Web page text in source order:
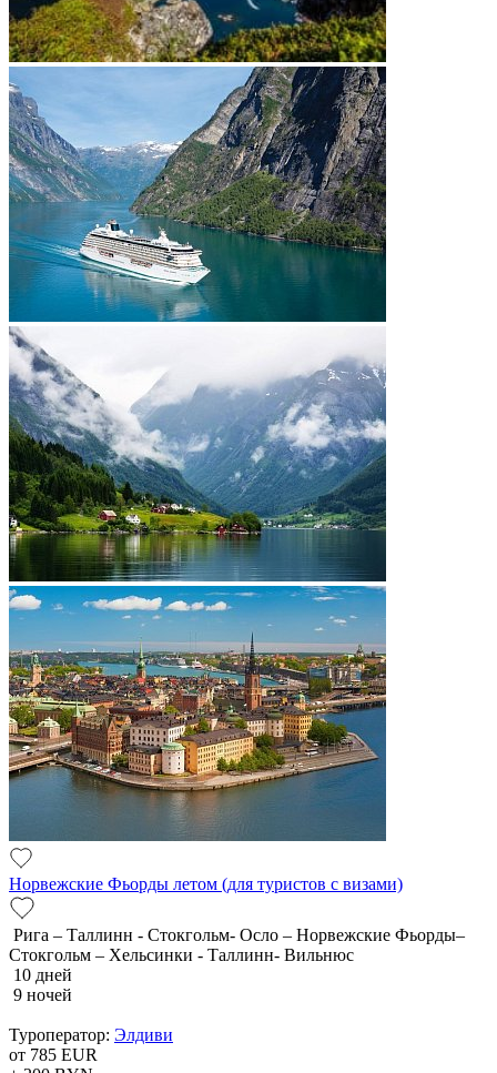
Норвежские Фьорды летом (для туристов с визами)
Рига – Таллинн - Стокгольм- Осло – Норвежские Фьорды–
Стокгольм – Хельсинки - Таллинн- Вильнюс
10 дней
9 ночей
Туроператор: Элдиви
от 785 EUR